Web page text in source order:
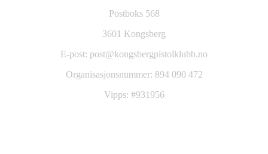
Postboks 568
3601 Kongsberg
E-post: post@kongsbergpistolklubb.no
Organisasjonsnummer: 894 090 472
Vipps: #931956